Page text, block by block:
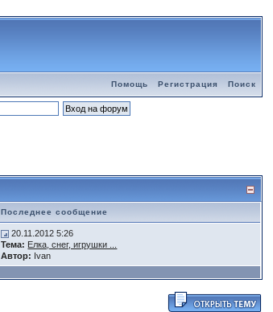
Помощь Регистрация Поиск
Последнее сообщение
20.11.2012 5:26
Тема: Елка, снег, игрушки ...
Автор: Ivan